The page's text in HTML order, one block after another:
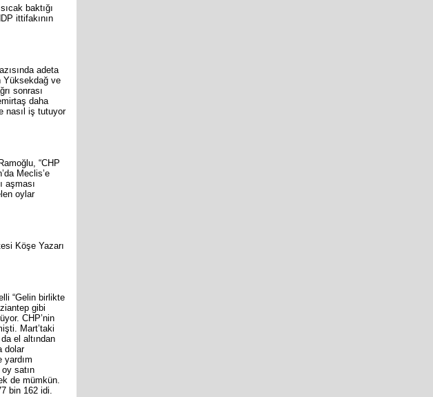
baktığı
ittifakının
adeta
Yüksekdağ ve
sonrası
daha
nasıl iş tutuyor
“CHP
Meclis’e
aşması
oylar
Köşe Yazarı
“Gelin birlikte
gibi
CHP’nin
Mart’taki
el altından
dolar
yardım
satın
de mümkün.
bin 162 idi.